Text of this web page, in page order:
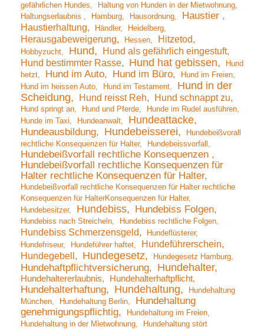
gefährlichen Hundes
Haltung von Hunden in der Mietwohnung
Haltungserlaubnis
Hamburg Hausordnung Haustier
Haustierhaltung Händler Heidelberg
Herausgabeweigerung Hessen Hitzetod
Hobbyzucht Hund
Hund als gefährlich eingestuft
Hund bestimmter Rasse
Hund hat gebissen
Hund
hetzt
Hund im Auto Hund im Büro
Hund im Freien
Hund im heissen Auto
Hund im Testament
Hund in der
Scheidung
Hund reisst Reh Hund schnappt zu
Hund springt an Hund und Pferde
Hunde im Rudel ausführen
Hunde im Taxi
Hundeanwalt Hundeattacke
Hundeausbildung Hundebeisserei
Hundebeißvorall
rechtliche Konsequenzen für Halter
Hundebeissvorfall
Hundebeißvorfall rechtliche Konsequenzen
Hundebeißvorfall rechtliche Konsequenzen für
Halter rechtliche Konsequenzen für Halter
Hundebeißvorfall rechtliche Konsequenzen für Halter rechtliche
Konsequenzen für HalterKonsequenzen für Halter
Hundebesitzer
Hundebiss Hundebiss Folgen
Hundebiss nach Streicheln Hundebiss rechtliche Folgen
Hundebiss Schmerzensgeld
Hundeflüsterer
Hundefriseur
Hundeführer haftet
Hundeführerschein
Hundegebell
Hundegesetz Hundegesetz Hamburg
Hundehaftpflichtversicherung Hundehalter
Hundehaltererlaubnis Hundehalterhaftpflicht
Hundehalterhaftung Hundehaltung
Hundehaltung
München
Hundehaltung Berlin
Hundehaltung
genehmigungspflichtig
Hundehaltung im Freien
Hundehaltung in der Mietwohnung
Hundehaltung stört